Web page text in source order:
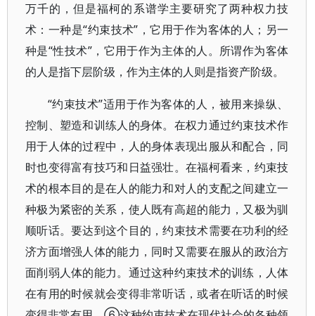
万千的，但是福柯的系谱学主要研究了两种权力技
术：一种是“约束技术”，它用于作为客体的人；另一
种是“性技术”，它用于作为主体的人。所谓作为客体
的人是指下层阶级，作为主体的人则是指资产阶级。
“约束技术”适用于作为客体的人，被用来操纵、
控制、塑造和训练人的身体。在权力通过约束技术作
用于人体的过程中，人的身体表现出服从和配合，同
时也变得富有技巧和日益强壮。在福柯看来，约束技
术的根本目的是在人的能力和对人的支配之间建立一
种极为紧密的关系，使人既有高超的能力，又极为驯
顺听话。要达到这个目的，约束技术需要在功利的经
济方面增强人体的能力，同时又需要在服从的政治方
面削弱人体的能力。通过这种约束技术的训练，人体
在有用的时候就会变得非常听话，或者在听话的时候